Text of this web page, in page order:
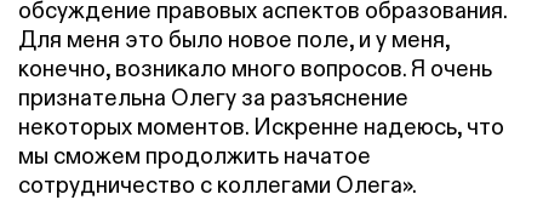
обсуждение правовых аспектов образования.
Для меня это было новое поле, и у меня,
конечно, возникало много вопросов. Я очень
признательна Олегу за разъяснение
некоторых моментов. Искренне надеюсь, что
мы сможем продолжить начатое
сотрудничество с коллегами Олега».